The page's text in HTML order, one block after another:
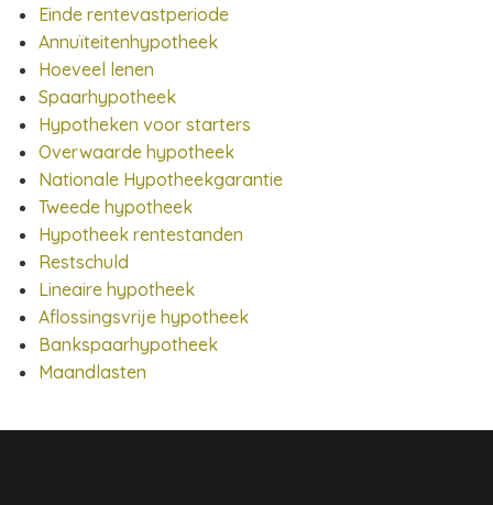
Einde rentevastperiode
Annuïteitenhypotheek
Hoeveel lenen
Spaarhypotheek
Hypotheken voor starters
Overwaarde hypotheek
Nationale Hypotheekgarantie
Tweede hypotheek
Hypotheek rentestanden
Restschuld
Lineaire hypotheek
Aflossingsvrije hypotheek
Bankspaarhypotheek
Maandlasten